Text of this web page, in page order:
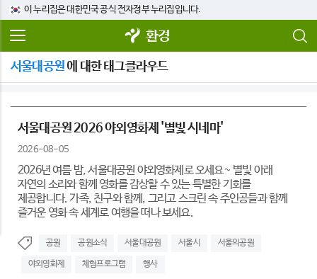
이 누리집은 대한민국 공식 전자정부 누리집입니다.
환경
서울대공원 에 대한 태그클라우드
서울대공원 2026 야외영화제 '별빛 시네마'
2026-08-05
2026년 여름 밤, 서울대공원 야외영화제로 오세요~ 별빛 아래
자연의 소리와 함께 영화를 감상할 수 있는 특별한 기회를
제공합니다. 가족, 친구와 함께, 그리고 스크린 속 주인공들과 함께
즐거운 영화 속 세계로 여행을 떠나 보세요.
공원 공원소식 서울대공원 서울시 서울의공원
야외영화제 체험프로그램 행사